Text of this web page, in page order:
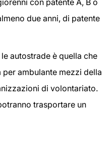
con patente A, B o
due anni, di patente
autostrade è quella che
ambulante mezzi della
di volontariato.
trasportare un